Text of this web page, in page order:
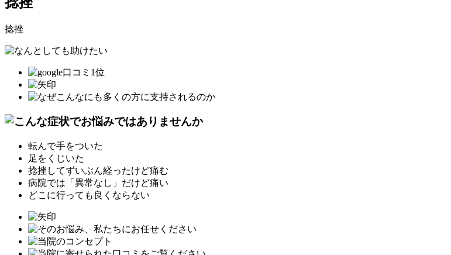
捻挫
転んで手をついた
足をくじいた
捻挫してずいぶん経ったけど痛む
病院では「異常なし」だけど痛い
どこに行っても良くならない